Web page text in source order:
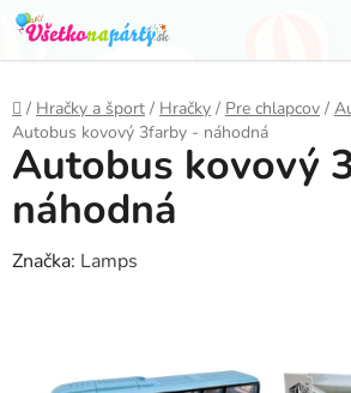
Prejsť
na
obsah
Domov
/ Hračky a šport / Hračky / Pre chlapcov /
Autobus kovový 3farby - náhodná
Autobus kovový
náhodná
Značka: Lamps